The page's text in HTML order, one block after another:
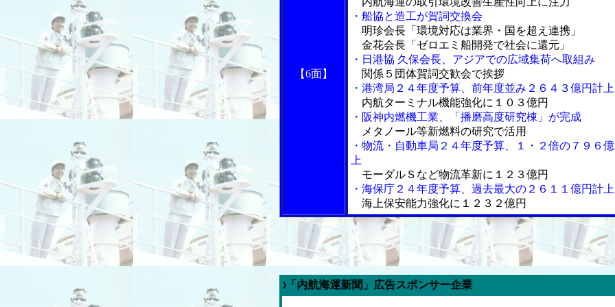
【6面】
・船協と造工が賀詞交換会
明珍会長「環境対応は業界・国を超え連携」
金花会長「ゼロエミ船開発で社会に還元」
・日港協 久保会長、アジアでの広域集荷へ取組み
関係５団体賀詞交歓会で挨拶
・港湾局２４年度予算、前年度並み２６４３億円計上
内航ターミナル機能強化に１０３億円
・阪神内燃機工業、「播磨高度研究棟」が完成
メタノール等新燃料の研究で活用
・物流・自動車局２４年度予算、１・２倍の７９６
上
モーダルＳなど物流革新に１２３億円
・海保庁２４年度予算、過去最大の２６１１億円計上
海上保安能力強化に１２３２億円
今週の「内航海運新聞」広告スポンサー企業